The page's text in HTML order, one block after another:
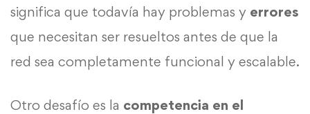
significa que todavía hay problemas y errores
que necesitan ser resueltos antes de que la
red sea completamente funcional y escalable.
Otro desafío es la competencia en el